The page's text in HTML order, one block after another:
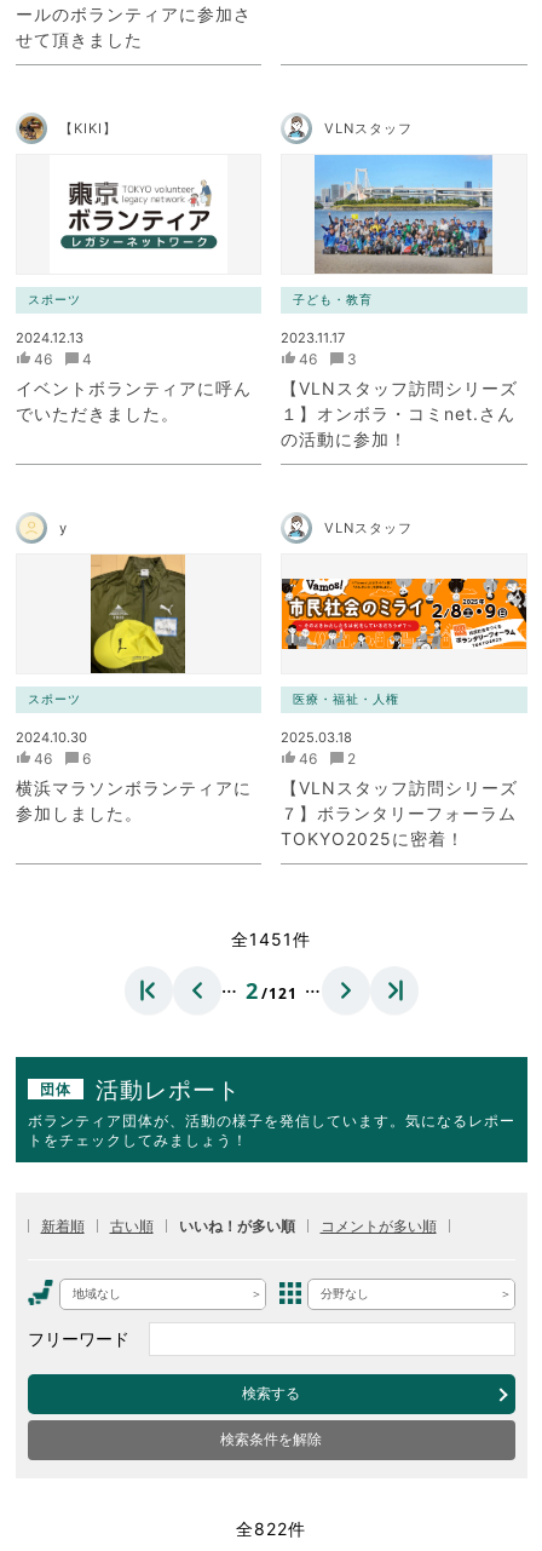
ールのボランティアに参加さ
せて頂きました
【KIKI】
スポーツ
2024.12.13
46 4
イベントボランティアに呼ん
でいただきました。
VLNスタッフ
子ども・教育
2023.11.17
46 3
【VLNスタッフ訪問シリーズ
１】オンボラ・コミnet.さん
の活動に参加！
y
スポーツ
2024.10.30
46 6
横浜マラソンボランティアに
参加しました。
VLNスタッフ
医療・福祉・人権
2025.03.18
46 2
【VLNスタッフ訪問シリーズ
７】ボランタリーフォーラム
TOKYO2025に密着！
全1451件
… 2/121 …
団体 活動レポート
ボランティア団体が、活動の様子を発信しています。気になるレポー
トをチェックしてみましょう！
新着順 古い順 いいね！が多い順 コメントが多い順
地域なし 分野なし
フリーワード
検索する
検索条件を解除
全822件